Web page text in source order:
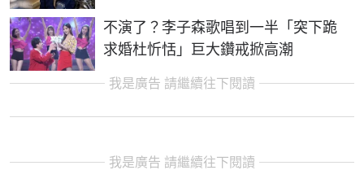
不演了？李子森歌唱到一半「突下跪
求婚杜忻恬」巨大鑽戒掀高潮
我是廣告 請繼續往下閱讀
我是廣告 請繼續往下閱讀